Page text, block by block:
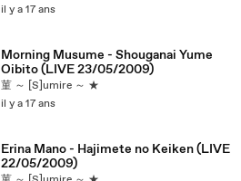
il y a 17 ans
Morning Musume - Shouganai Yume
Oibito (LIVE 23/05/2009)
菫 ～ [S]umire ～ ★
il y a 17 ans
Erina Mano - Hajimete no Keiken (LIVE
22/05/2009)